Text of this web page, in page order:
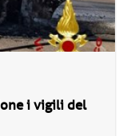
i vigili del